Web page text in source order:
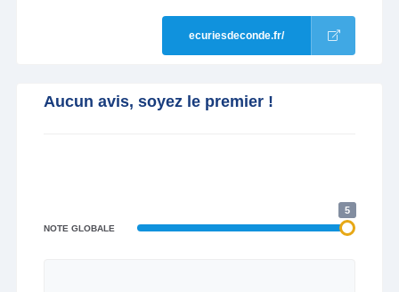
ecuriesdeconde.fr/
Aucun avis, soyez le premier !
NOTE GLOBALE
5